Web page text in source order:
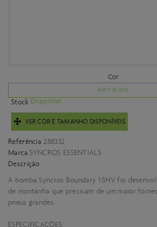
Cor
MATT BLACK
Stock Disponível
VER COR E TAMANHO DISPONÍVEIS
Referência 288332
Marca SYNCROS ESSENTIALS
Descrição
A bomba Syncros Boundary 1.5HV foi
de montanha que precisam de um maior
pneus grandes.
ESPECIFICAÇÕES: